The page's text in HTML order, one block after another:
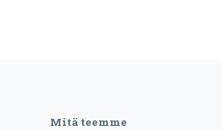
Mitä teemme